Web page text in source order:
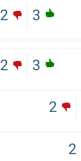
3
2
3
2
2
2